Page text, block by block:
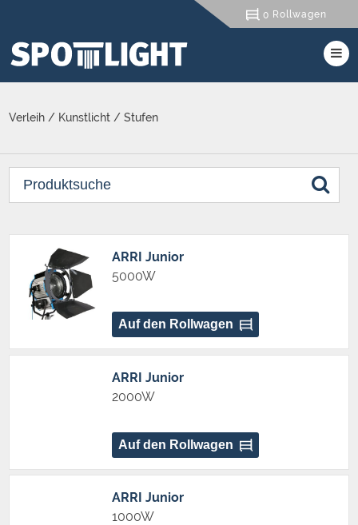
0 Rollwagen
Verleih / Kunstlicht /Stufen
ARRI Junior
5000W
Auf den Rollwagen
ARRI Junior
2000W
Auf den Rollwagen
ARRI Junior
1000W